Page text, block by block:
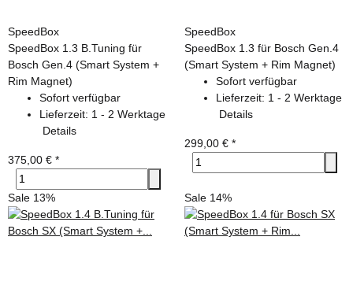
SpeedBox
SpeedBox 1.3 B.Tuning für
Bosch Gen.4 (Smart System +
Rim Magnet)
Sofort verfügbar
Lieferzeit: 1 - 2 Werktage
Details
375,00 € *
SpeedBox
SpeedBox 1.3 für Bosch Gen.4
(Smart System + Rim Magnet)
Sofort verfügbar
Lieferzeit: 1 - 2 Werktage
Details
299,00 € *
Sale 13% Sale 14%